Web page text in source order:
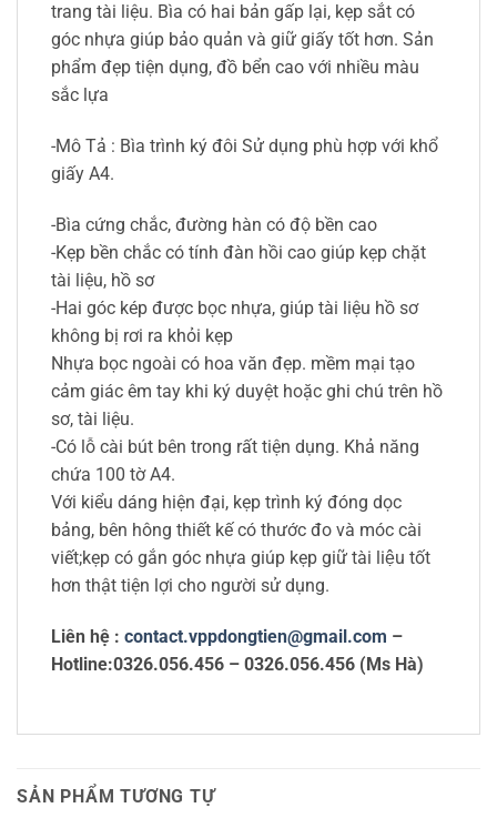
trang tài liệu. Bìa có hai bản gấp lại, kẹp sắt có
góc nhựa giúp bảo quản và giữ giấy tốt hơn. Sản
phẩm đẹp tiện dụng, đồ bển cao với nhiều màu
sắc lựa
-Mô Tả : Bìa trình ký đôi Sử dụng phù hợp với khổ
giấy A4.
-Bìa cứng chắc, đường hàn có độ bền cao
-Kẹp bền chắc có tính đàn hồi cao giúp kẹp chặt
tài liệu, hồ sơ
-Hai góc kép được bọc nhựa, giúp tài liệu hồ sơ
không bị rơi ra khỏi kẹp
Nhựa bọc ngoài có hoa văn đẹp. mềm mại tạo
cảm giác êm tay khi ký duyệt hoặc ghi chú trên hồ
sơ, tài liệu.
-Có lỗ cài bút bên trong rất tiện dụng. Khả năng
chứa 100 tờ A4.
Với kiểu dáng hiện đại, kẹp trình ký đóng dọc
bảng, bên hông thiết kế có thước đo và móc cài
viết;kẹp có gắn góc nhựa giúp kẹp giữ tài liệu tốt
hơn thật tiện lợi cho người sử dụng.
Liên hệ : contact.vppdongtien@gmail.com –
Hotline:0326.056.456 – 0326.056.456 (Ms Hà)
SẢN PHẨM TƯƠNG TỰ